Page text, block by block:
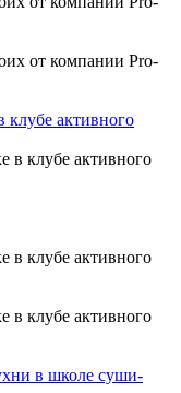
клубе активного
в школе суши-